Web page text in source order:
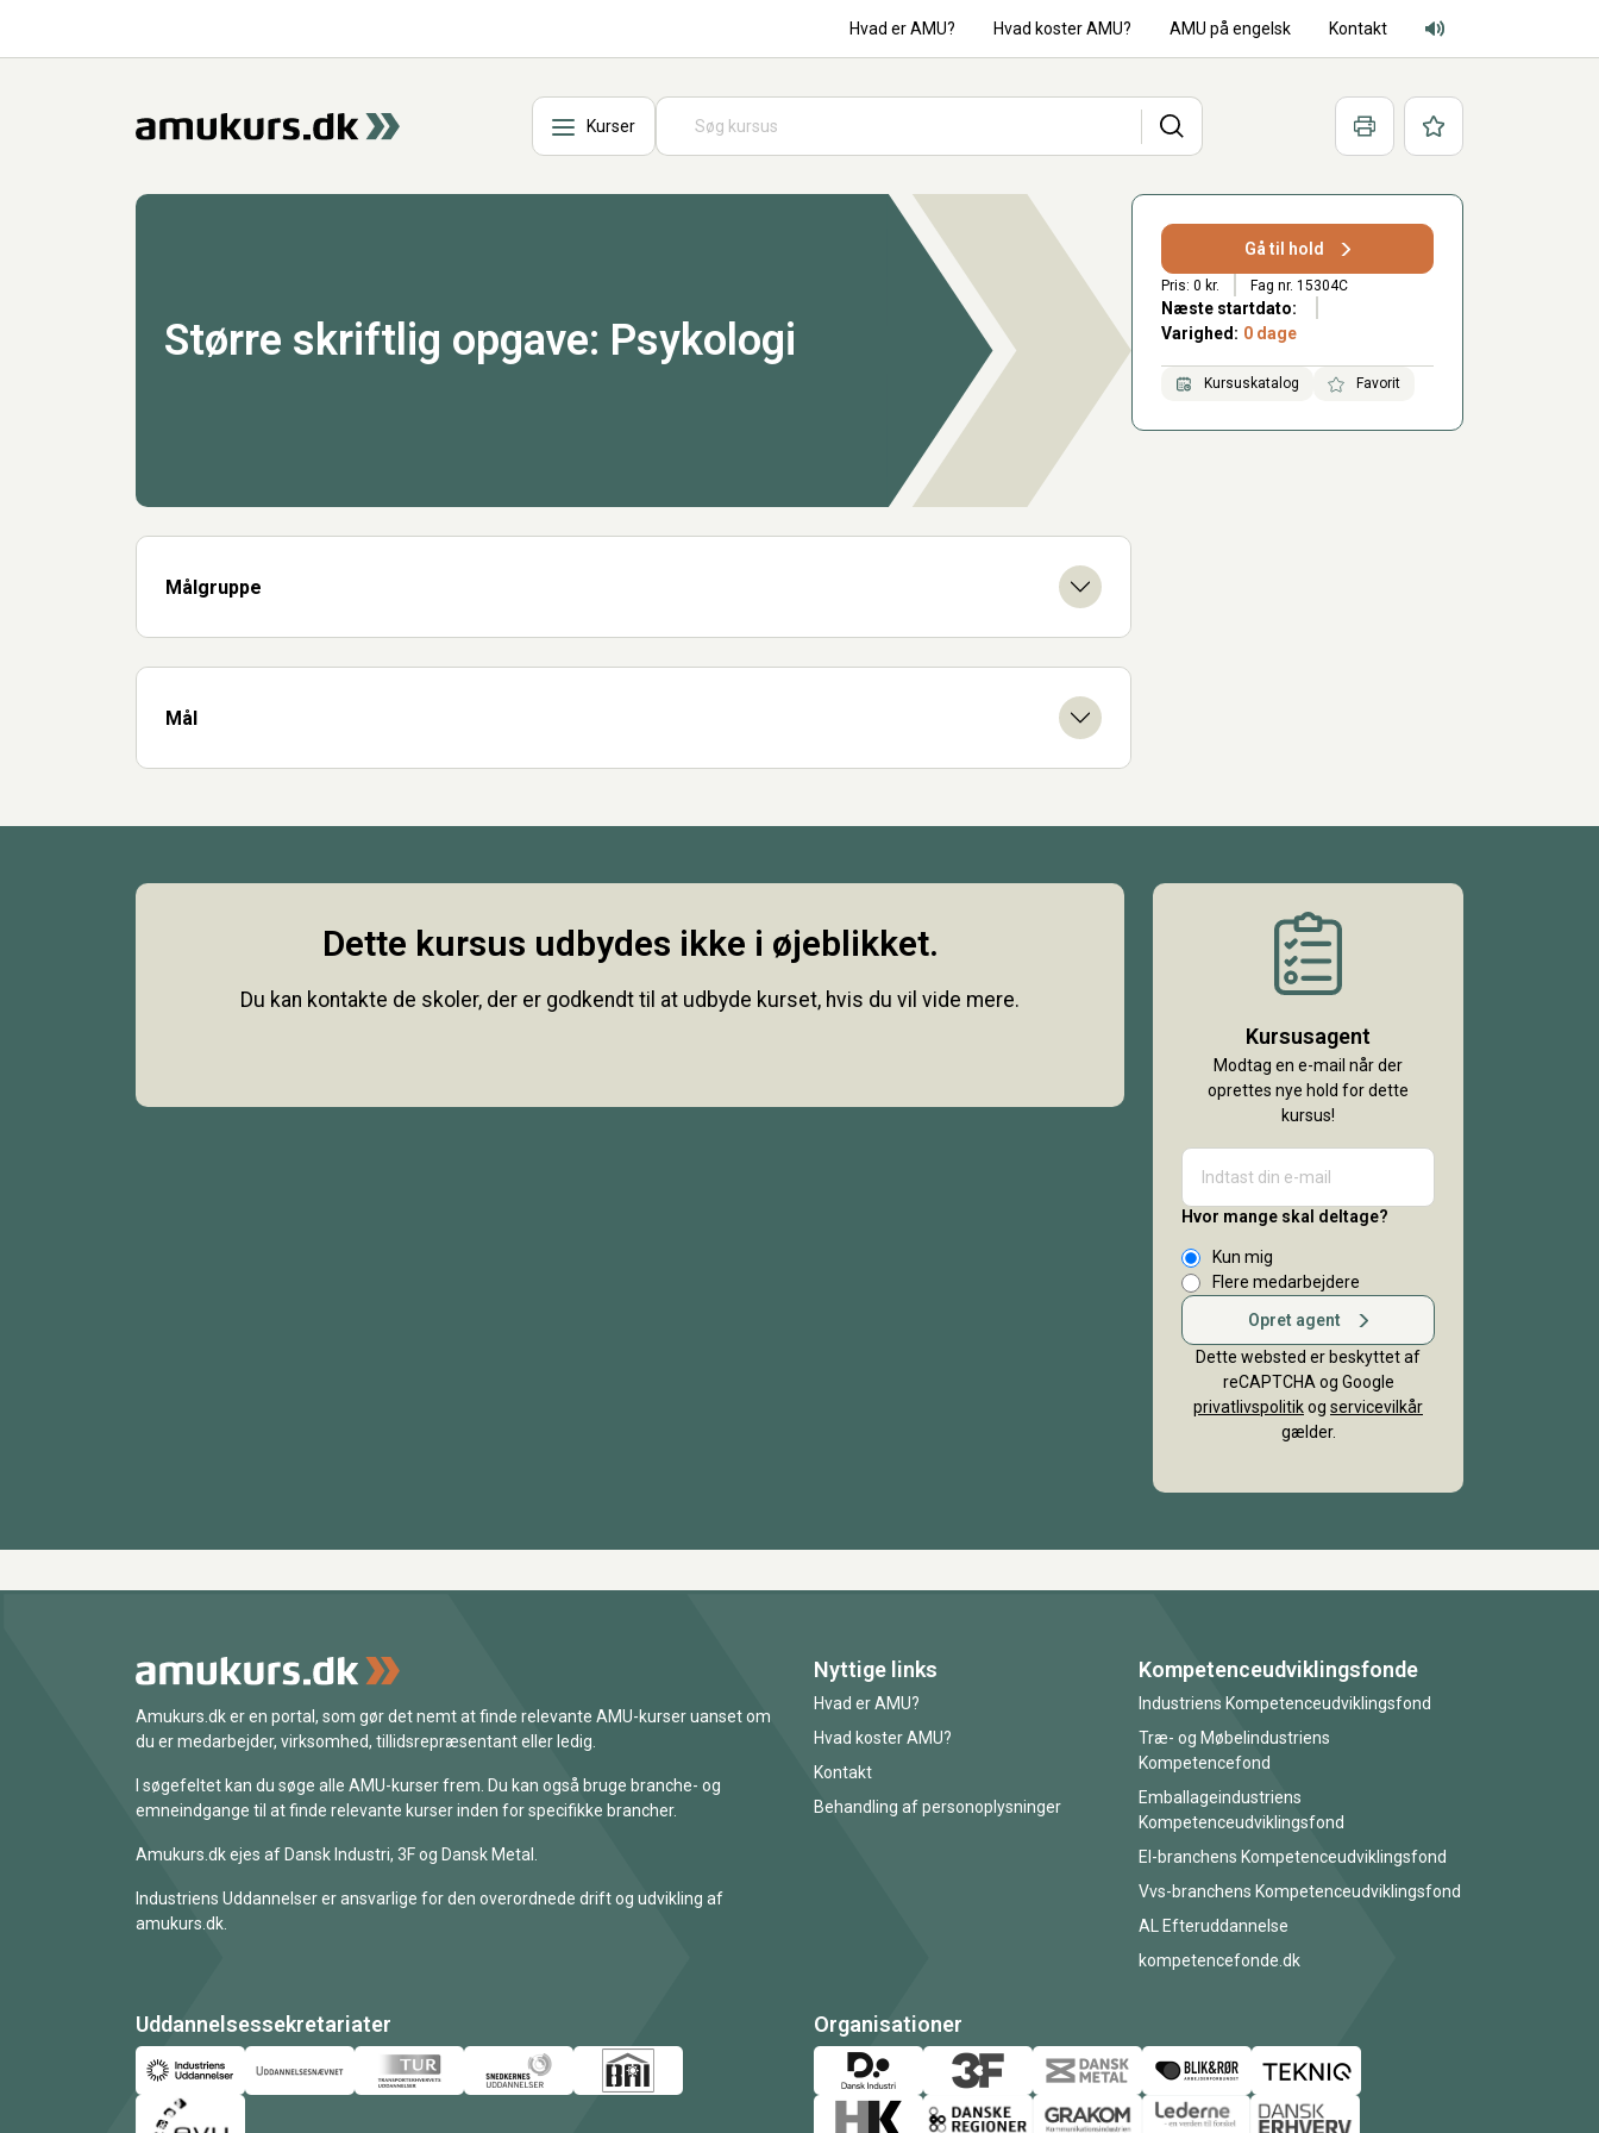
Hvad er AMU? Hvad koster AMU? AMU på engelsk Kontakt
Adgang for alle lyd
Kurser Søg Print Favoritter
Større skriftlig opgave: Psykologi
Målgruppe
Mål
Gå til hold
Pris: 0 kr. Fag nr. 15304C
Næste startdato:
Varighed: 0 dage
Kursuskatalog Favorit
Dette kursus udbydes ikke i øjeblikket.
Du kan kontakte de skoler, der er godkendt til at udbyde kurset, hvis du vil vide mere.
Kursusagent
Modtag en e-mail når der
oprettes nye hold for dette
kursus!
Hvor mange skal deltage?
Kun mig
Flere medarbejdere
Opret agent
Dette websted er beskyttet af
reCAPTCHA og Google
privatlivspolitikog servicevilkår
gælder.
Amukurs.dk er en portal, som gør det nemt at finde relevante AMU-kurser uanset om
du er medarbejder, virksomhed, tillidsrepræsentant eller ledig.
I søgefeltet kan du søge alle AMU-kurser frem. Du kan også bruge branche- og
emneindgange til at finde relevante kurser inden for specifikke brancher.
Amukurs.dk ejes af Dansk Industri, 3F og Dansk Metal.
Industriens Uddannelser er ansvarlige for den overordnede drift og udvikling af
amukurs.dk.
Nyttige links
Hvad er AMU?
Hvad koster AMU?
Kontakt
Behandling af personoplysninger
Kompetenceudviklingsfonde
Industriens Kompetenceudviklingsfond
Træ- og Møbelindustriens
Kompetencefond
Emballageindustriens
Kompetenceudviklingsfond
El-branchens Kompetenceudviklingsfond
Vvs-branchens Kompetenceudviklingsfond
AL Efteruddannelse
kompetencefonde.dk
Uddannelsessekretariater Organisationer